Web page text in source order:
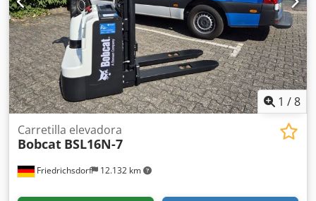
1 /8
Friedrichsdorf 12.132 km
Carretilla elevadora
Bobcat BSL16N-7